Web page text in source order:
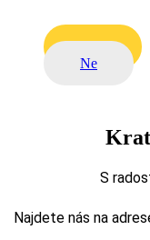
Ne
S
Najdete nás na